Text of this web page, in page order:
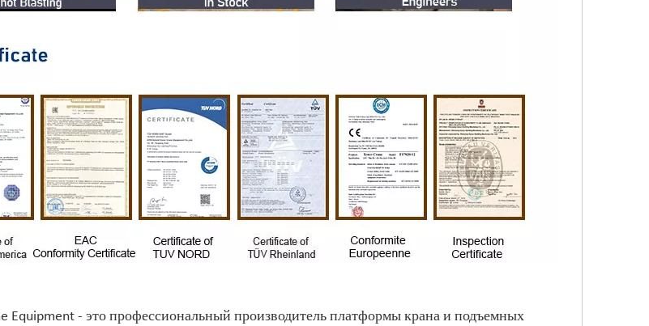
Equipment - это профессиональный производитель платформы крана и подъемных